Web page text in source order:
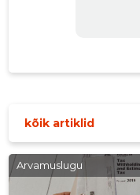
kõik artiklid
Arvamuslugu